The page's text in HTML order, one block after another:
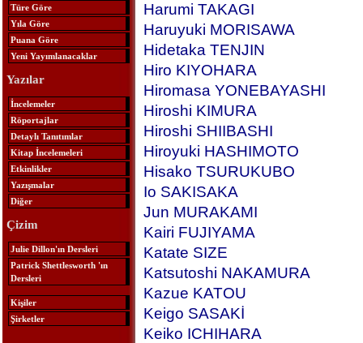
Türe Göre
Yıla Göre
Puana Göre
Yeni Yayımlanacaklar
Yazılar
İncelemeler
Röportajlar
Detaylı Tanıtımlar
Kitap İncelemeleri
Etkinlikler
Yazışmalar
Diğer
Çizim
Julie Dillon'ın Dersleri
Patrick Shettlesworth 'ın
Dersleri
Kişiler
Şirketler
Harumi TAKAGI
Haruyuki MORISAWA
Hidetaka TENJIN
Hiro KIYOHARA
Hiromasa YONEBAYASHI
Hiroshi KIMURA
Hiroshi SHIIBASHI
Hiroyuki HASHIMOTO
Hisako TSURUKUBO
Io SAKISAKA
Jun MURAKAMI
Kairi FUJIYAMA
Katate SIZE
Katsutoshi NAKAMURA
Kazue KATOU
Keigo SASAKİ
Keiko ICHIHARA